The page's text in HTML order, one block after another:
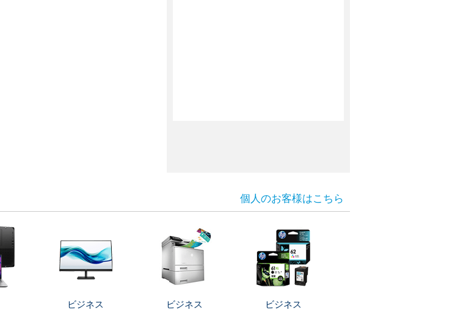
個人のお客様はこちら
ビジネス
ビジネス
ビジネス